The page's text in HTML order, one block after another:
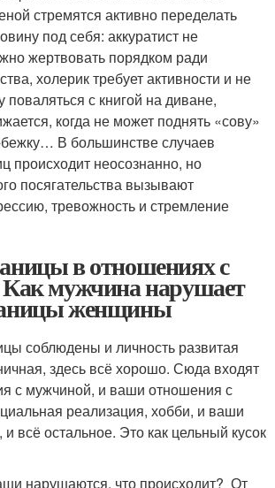
стремятся активно переделать
под себя: аккуратист не
жертвовать порядком ради
холерик требует активности и не
поваляться с книгой на диване,
когда не может поднять «сову»
В большинстве случаев
происходит неосознанно, но
посягательства вызывают
тревожность и стремление
в отношениях с
мужчина нарушает
женщины
соблюдены и личность развитая
здесь всё хорошо. Сюда входят
с мужчиной, и ваши отношения с
реализация, хобби, и ваши
и всё остальное. Это как цельный кусок
нарушаются, что происходит? От